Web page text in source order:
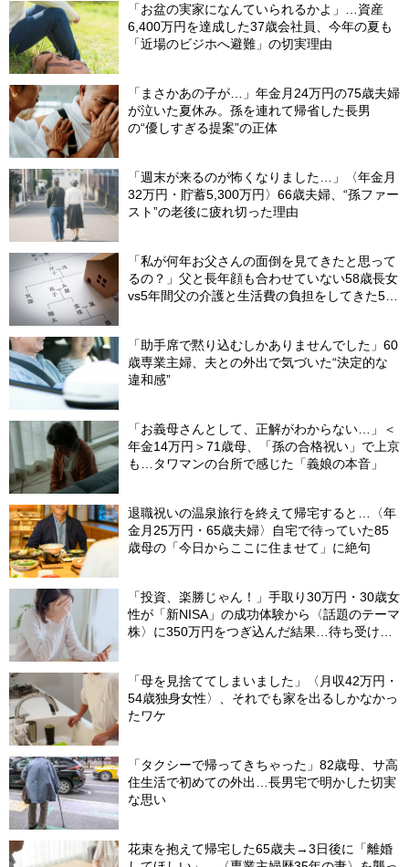
「お盆の実家になんていられるかよ」…資産
6,400万円を達成した37歳会社員、今年の夏も
「近場のビジホへ避難」の切実理由
「まさかあの子が…」年金月24万円の75歳夫婦
が泣いた夏休み。孫を連れて帰省した長男
の“優しすぎる提案”の正体
「週末が来るのが怖くなりました…」〈年金月
32万円・貯蓄5,300万円〉66歳夫婦、“孫ファー
スト”の老後に疲れ切った理由
「私が何年お父さんの面倒を見てきたと思って
るの？」父と長年顔も合わせていない58歳長女
vs5年間父の介護と生活費の負担をしてきた53
【弁護士が解説】
「助手席で黙り込むしかありませんでした」60
歳専業主婦、夫との外出で気づいた“決定的な
違和感”
「お義母さんとして、正解がわからない…」＜
年金14万円＞71歳母、「孫の合格祝い」で上京
も…タワマンの台所で感じた「義娘の本音」
退職祝いの温泉旅行を終えて帰宅すると…〈年
金月25万円・65歳夫婦〉自宅で待っていた85
歳母の「今日からここに住ませて」に絶句
「投資、楽勝じゃん！」手取り30万円・30歳女
性が「新NISA」の成功体験から〈話題のテーマ
株〉に350万円をつぎ込んだ結果…待ち受けて
「母を見捨ててしまいました」〈月収42万円・
54歳独身女性〉、それでも家を出るしかなかっ
たワケ
「タクシーで帰ってきちゃった」82歳母、サ高
住生活で初めての外出…長男宅で明かした切実
な思い
花束を抱えて帰宅した65歳夫→3日後に「離婚